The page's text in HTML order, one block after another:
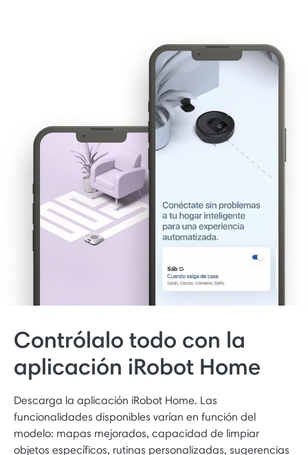
Contrólalo todo con la
aplicación iRobot Home
Descarga la aplicación iRobot Home. Las
funcionalidades disponibles varían en función del
modelo: mapas mejorados, capacidad de limpiar
objetos específicos, rutinas personalizadas, sugerencias